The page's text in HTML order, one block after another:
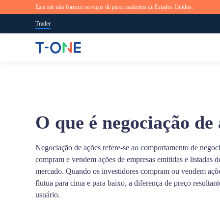
Este site não fornece serviços de para residentes de Estados Unidos.
Trader
Comece a agora
Experimente uma conta demo gratuita
e Web. Geral>
real, conceitos de negociação e referências de estratégias
profissionais.
negociação.
confiável. Por meio de nossos aplicativos e plataformas
inovadores, os investidores podem negociar produtos globais
nos mercados financeiros com muita agilidade.
Comece a agora
ou Experimente uma conta demo gratuita
O que é negociação de
Negociação de ações refere-se ao comportamento de
compram e vendem ações de empresas emitidas e listadas
mercado. Quando os investidores compram ou vendem
flutua para cima e para baixo, a diferença de preço
usuário.